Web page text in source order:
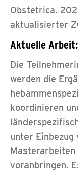
Obstetrica.
aktualisierter
Aktuelle Arbeit:
Die
werden die
koordinieren
unter Einbezug
voranbringen.